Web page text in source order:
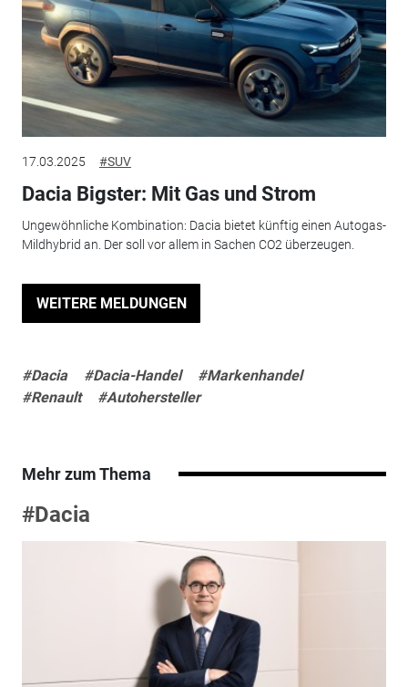
17.03.2025 #SUV
Dacia Bigster: Mit Gas und Strom
Ungewöhnliche Kombination: Dacia bietet künftig einen Autogas-
Mildhybrid an. Der soll vor allem in Sachen CO2 überzeugen.
WEITERE MELDUNGEN
#Dacia #Dacia-Handel
#Markenhandel
#Renault
#Autohersteller
Mehr zum Thema
#Dacia